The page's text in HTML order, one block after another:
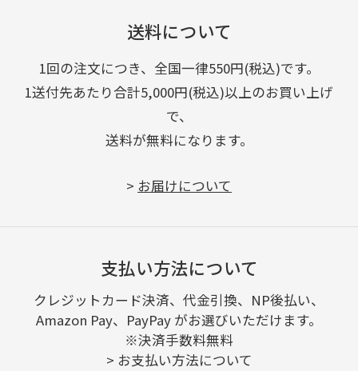
送料について
1回の注文につき、全国一律550円(税込)です。
1送付先あたり合計5,000円(税込)以上のお買い上げ
で、
送料が無料になります。
> お届けについて
支払い方法について
クレジットカード決済、代金引換、NP後払い、
Amazon Pay、PayPay がお選びいただけます。
※決済手数料無料
> お支払い方法について